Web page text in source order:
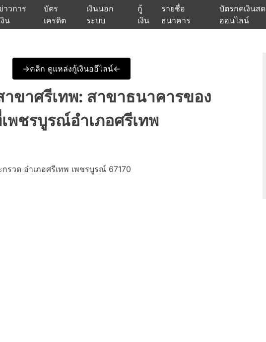
าวการ
งิน
บัตร
เครดิต
เงินนอก
ระบบ
กู้
เงิน
รายชื่อ
ธนาคาร
บัตรกดเงินสด
ออนไลน์
->คลิก ดูแหล่งกู้เงินออีไลน์<-
าขาศรีเทพ: สาขาธนาคารของ
พชรบูรณ์อำเภอศรีเทพ
รวด อำเภอศรีเทพ เพชรบูรณ์ 67170